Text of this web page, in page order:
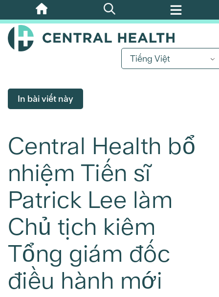
Bỏ
qua
nội
Tiếng Việt
In bài viết này
Central Health bổ
nhiệm Tiến sĩ
Patrick Lee làm
Chủ tịch kiêm
Tổng giám đốc
điều hành mới